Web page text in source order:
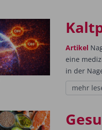
Artikel
eine
in der
mehr